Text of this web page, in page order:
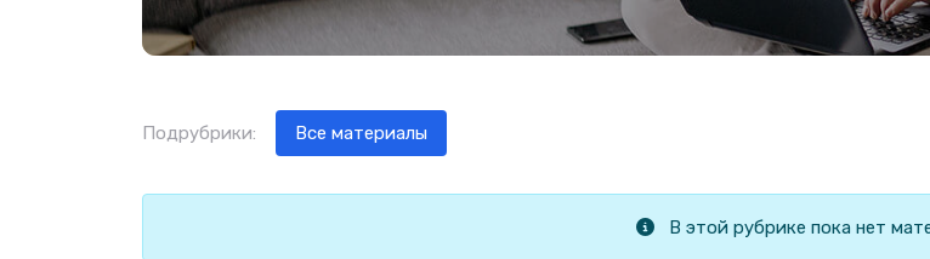
Подрубрики: Все материалы
В этой рубрике пока нет